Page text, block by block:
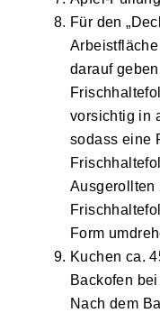
Für den
darauf
vorsichtig in
sodass eine
Ausgerollten
Form
Kuchen ca.
Backofen
Nach dem